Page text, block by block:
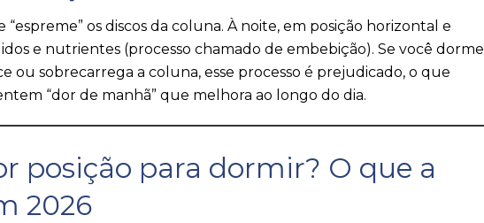
“espreme” os discos da coluna. À noite, em posição horizontal e
e nutrientes (processo chamado de embebição). Se você dorme
ou sobrecarrega a coluna, esse processo é prejudicado, o que
“dor de manhã” que melhora ao longo do dia.
posição para dormir? O que a
2026